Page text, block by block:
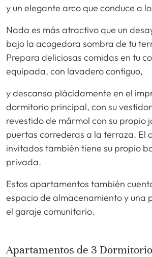
y un elegante arco que conduce a
Nada es más atractivo que un
bajo la acogedora sombra de tu
Prepara deliciosas comidas en tu
equipada, con lavadero contiguo,
y descansa plácidamente en el
dormitorio principal, con su
revestido de mármol con su propio
puertas correderas a la terraza. El
invitados también tiene su propio
privada.
Estos apartamentos también
espacio de almacenamiento y una
el garaje comunitario.
Apartamentos de 3